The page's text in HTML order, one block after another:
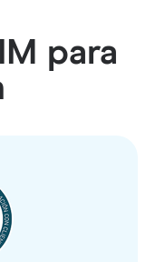
para